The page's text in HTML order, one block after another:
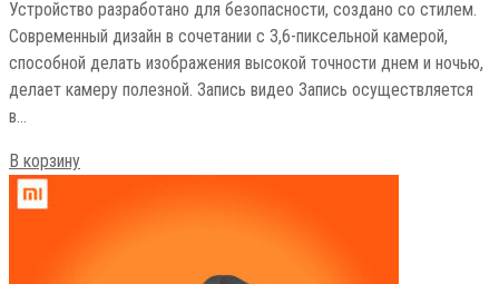
Устройство разработано для безопасности, создано со стилем.
Современный дизайн в сочетании с 3,6-пиксельной камерой,
способной делать изображения высокой точности днем и ночью,
делает камеру полезной. Запись видео Запись осуществляется
в…
В корзину